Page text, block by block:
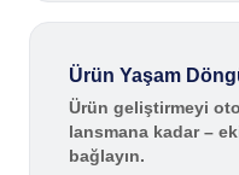
ISO 19011
ISO 37001
FDA 21 CFR Part 11
Ürün Yaşam
Ürün geliştirmeyi
lansmana kadar –
bağlayın.